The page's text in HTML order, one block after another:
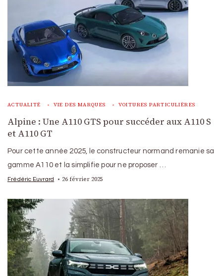
ACTUALITÉ VIE DES MARQUES VOITURES PARTICULIÈRES
Alpine : Une A110 GTS pour succéder aux A110 S
et A110 GT
Pour cette année 2025, le constructeur normand remanie sa
gamme A110 et la simplifie pour ne proposer …
Frédéric Euvrard 26 février 2025